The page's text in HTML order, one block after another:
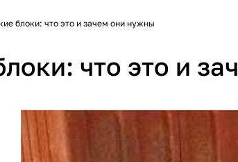
блоки: что это и зачем они нужны
что это и